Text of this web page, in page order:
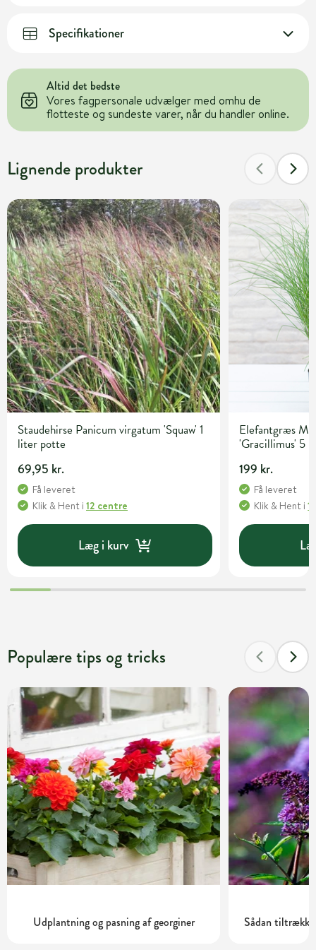
Specifikationer
Altid det bedste
Vores fagpersonale udvælger med omhu de
flotteste og sundeste varer, når du handler online.
Lignende produkter
Staudehirse Panicum virgatum 'Squaw' 1
liter potte
69,95 kr.
Få leveret
Klik & Hent i 12 centre
Læg i kurv
Elefantgræs
'Gracillimus' 5
199 kr.
Få leveret
Klik & Hent i
Populære tips og tricks
Udplantning og pasning af georginer Sådan